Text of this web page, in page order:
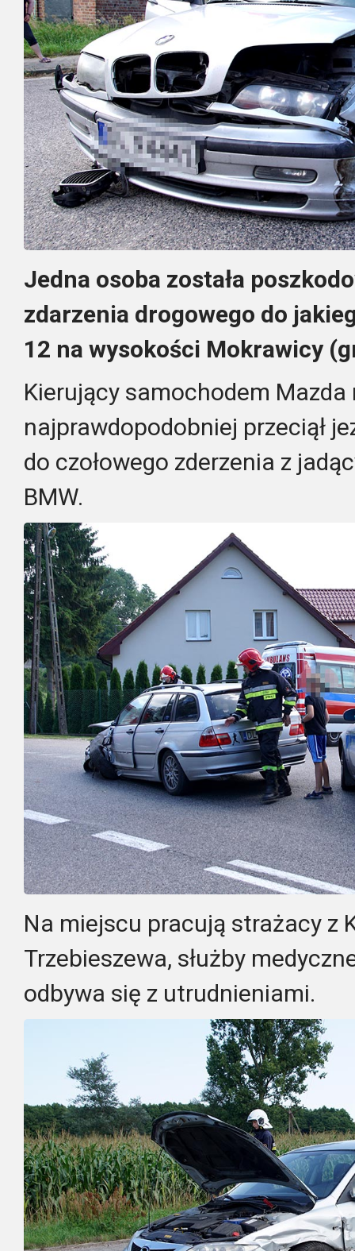
Jedna osoba została
zdarzenia drogowego do
12 na wysokości Mokrawicy
Kierujący samochodem Mazda
najprawdopodobniej przeciął
do czołowego zderzenia z
BMW.
Na miejscu pracują strażacy z
Trzebieszewa, służby
odbywa się z utrudnieniami.